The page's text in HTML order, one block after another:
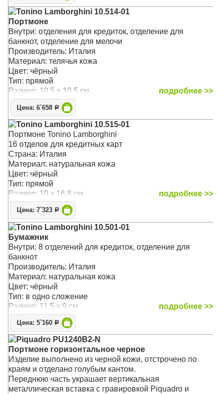
Tonino Lamborghini 10.514-01
Портмоне
Внутри: отделения для кредиток, отделение для
банкнот, отделение для мелочи
Производитель: Италия
Материал: телячья кожа
Цвет: чёрный
Тип: прямой
Размер: 10.5 x 10.5 см
подробнее >>
Цена: 6`658 Р
Tonino Lamborghini 10.515-01
Портмоне Tonino Lamborghini
16 отделов для кредитных карт
Страна: Италия
Материал: натуральная кожа
Цвет: чёрный
Тип: прямой
Размер: 10 x 16.8 см
подробнее >>
Цена: 7`323 Р
Tonino Lamborghini 10.501-01
Бумажник
Внутри: 8 отделений для кредиток, отделение для
банкнот
Производитель: Италия
Материал: натуральная кожа
Цвет: чёрный
Тип: в одно сложение
Размер: 11.5 x 9 см
подробнее >>
Цена: 5`160 Р
Piquadro PU1240B2-N
Портмоне горизонтальное черное
Изделие выполнено из черной кожи, отстрочено по
краям и отделано голубым кантом.
Переднюю часть украшает вертикальная
металлическая вставка с гравировкой Piquadro и